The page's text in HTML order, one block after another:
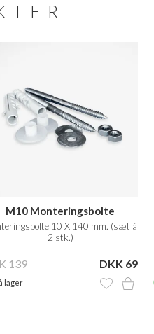
M10 Monteringsbolte
10 X 140 mm. (sæt á
2 stk.)
139 DKK 69
lager